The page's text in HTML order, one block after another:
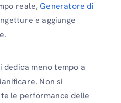
reale, Generatore di
e aggiunge
meno tempo a
Non si
le performance delle